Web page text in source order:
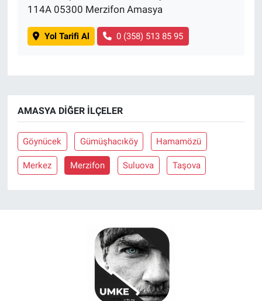
114A 05300 Merzifon Amasya
Yol Tarifi Al 0 (358) 513 85 95
AMASYA DIĞER İLÇELER
Göynücek Gümüşhacıköy Hamamözü
Merkez Merzifon Suluova Taşova